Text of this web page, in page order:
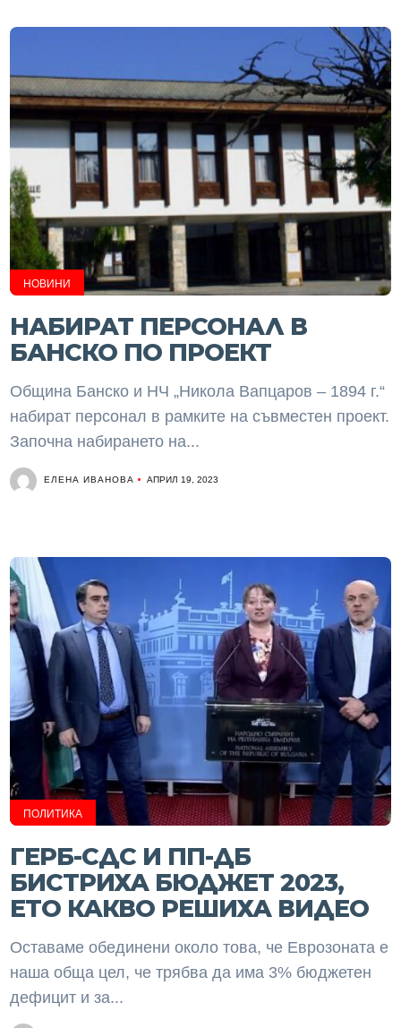
НОВИНИ
НАБИРАТ ПЕРСОНАЛ В
БАНСКО ПО ПРОЕКТ
Община Банско и НЧ „Никола Вапцаров – 1894 г.“
набират персонал в рамките на съвместен проект.
Започна набирането на...
ЕЛЕНА ИВАНОВА АПРИЛ 19, 2023
ПОЛИТИКА
ГЕРБ-СДС И ПП-ДБ
БИСТРИХА БЮДЖЕТ 2023,
ЕТО КАКВО РЕШИХА ВИДЕО
Оставаме обединени около това, че Еврозоната е
наша обща цел, че трябва да има 3% бюджетен
дефицит и за...